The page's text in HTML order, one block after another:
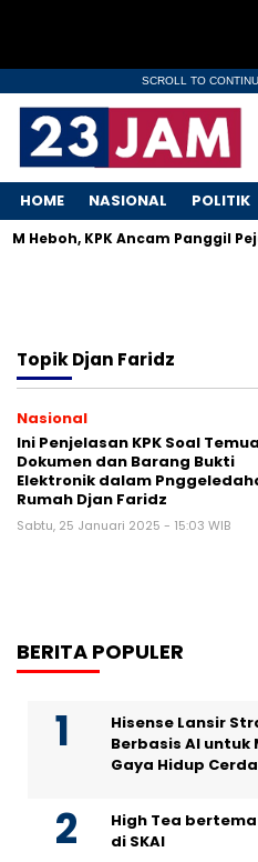
SCROLL TO
HOME NASIONAL POLITIK
Heboh, KPK Ancam Panggil
TopikDjan Faridz
Nasional
Ini Penjelasan KPK Soal
Dokumen dan Barang Bukti
Elektronik dalam
Rumah Djan Faridz
Sabtu, 25 Januari 2025 - 15:03 WIB
BERITA POPULER
Hisense Lansir
Berbasis AI untuk
Gaya Hidup
High Tea
di SKAI